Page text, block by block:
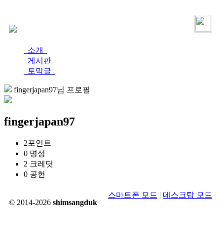
소개
게시판
토막글
fingerjapan97님 프로필
fingerjapan97
2포인트
0 명성
2 크레딧
0 공헌
© 2014-2026 shimsangduk
스마트폰 모드 | 데스크탑 모드